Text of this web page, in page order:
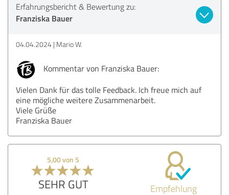
Erfahrungsbericht & Bewertung zu:
Franziska Bauer
04.04.2024 Mario W.
Kommentar von Franziska Bauer:
Vielen Dank für das tolle Feedback. Ich freue mich auf
eine mögliche weitere Zusammenarbeit.
Viele Grüße
Franziska Bauer
5,00 von 5
SEHR GUT Empfehlung